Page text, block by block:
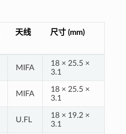
天线 尺寸 (mm)
MIFA
18 × 25.5 ×
3.1
MIFA
18 × 25.5 ×
3.1
U.FL
18 × 19.2 ×
3.1